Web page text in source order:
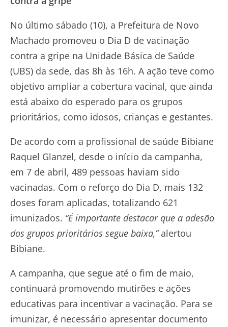
No último sábado (10), a Prefeitura de Novo
Machado promoveu o Dia D de vacinação
contra a gripe na Unidade Básica de Saúde
(UBS) da sede, das 8h às 16h. A ação teve como
objetivo ampliar a cobertura vacinal, que ainda
está abaixo do esperado para os grupos
prioritários, como idosos, crianças e gestantes.
De acordo com a profissional de saúde Bibiane
Raquel Glanzel, desde o início da campanha,
em 7 de abril, 489 pessoas haviam sido
vacinadas. Com o reforço do Dia D, mais 132
doses foram aplicadas, totalizando 621
imunizados. “É importante destacar que a adesão
dos grupos prioritários segue baixa,”alertou
Bibiane.
A campanha, que segue até o fim de maio,
continuará promovendo mutirões e ações
educativas para incentivar a vacinação. Para se
imunizar, é necessário apresentar documento